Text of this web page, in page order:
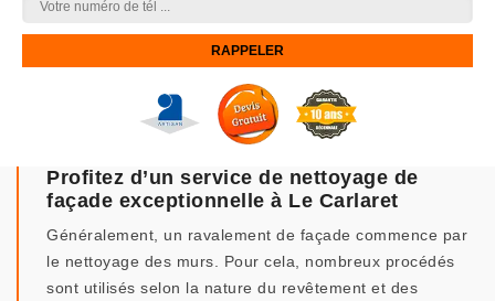
Profitez d’un service de nettoyage de
façade exceptionnelle à Le Carlaret
Généralement, un ravalement de façade commence par
le nettoyage des murs. Pour cela, nombreux procédés
sont utilisés selon la nature du revêtement et des